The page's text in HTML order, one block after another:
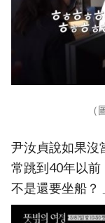
尹汝貞說如果沒
常跳到40年以
不是還要坐船？